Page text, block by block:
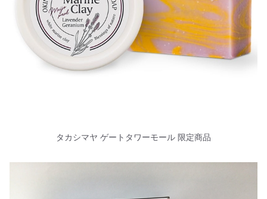
タカシマヤ ゲートタワーモール 限定商品